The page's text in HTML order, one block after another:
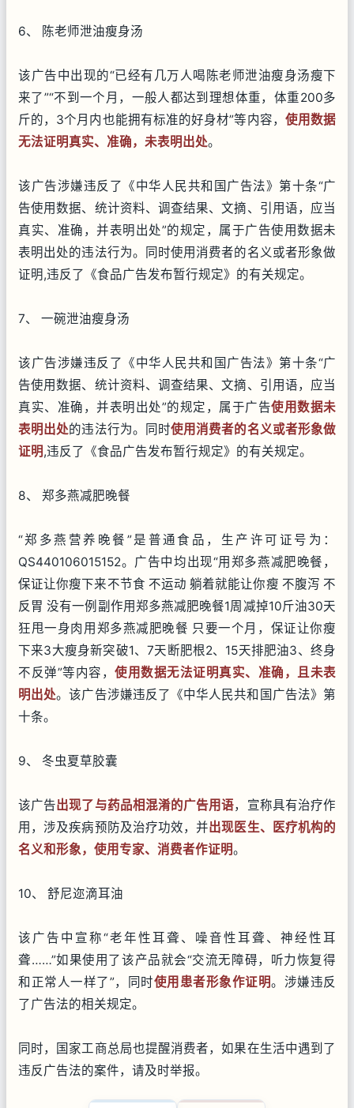
6、 陈老师泄油瘦身汤
该广告中出现的“已经有几万人喝陈老师泄油瘦身汤瘦下
来了”“不到一个月，一般人都达到理想体重，体重200多
斤的，3个月内也能拥有标准的好身材”等内容， 使用数据
无法证明真实、准确，未表明出处。
该广告涉嫌违反了《中华人民共和国广告法》第十条“广
告使用数据、统计资料、调查结果、文摘、引用语，应当
真实、准确，并表明出处”的规定，属于广告使用数据未
表明出处的违法行为。同时使用消费者的名义或者形象做
证明,违反了《食品广告发布暂行规定》的有关规定。
7、 一碗泄油瘦身汤
该广告涉嫌违反了《中华人民共和国广告法》第十条“广
告使用数据、统计资料、调查结果、文摘、引用语，应当
真实、准确，并表明出处”的规定，属于广告使用数据未
表明出处的违法行为。同时使用消费者的名义或者形象做
证明,违反了《食品广告发布暂行规定》的有关规定。
8、 郑多燕减肥晚餐
“郑多燕营养晚餐”是普通食品，生产许可证号为：
QS440106015152。广告中均出现“用郑多燕减肥晚餐，
保证让你瘦下来不节食 不运动 躺着就能让你瘦 不腹泻 不
反胃 没有一例副作用郑多燕减肥晚餐1周减掉10斤油30天
狂甩一身肉用郑多燕减肥晚餐 只要一个月，保证让你瘦
下来3大瘦身新突破1、7天断肥根2、15天排肥油3、终身
不反弹”等内容， 使用数据无法证明真实、准确，且未表
明出处。该广告涉嫌违反了《中华人民共和国广告法》第
十条。
9、 冬虫夏草胶囊
该广告出现了与药品相混淆的广告用语，宣称具有治疗作
用，涉及疾病预防及治疗功效，并出现医生、医疗机构的
名义和形象，使用专家、消费者作证明。
10、 舒尼迩滴耳油
该广告中宣称“老年性耳聋、噪音性耳聋、神经性耳
聋……”如果使用了该产品就会“交流无障碍，听力恢复得
和正常人一样了”，同时使用患者形象作证明。涉嫌违反
了广告法的相关规定。
同时，国家工商总局也提醒消费者，如果在生活中遇到了
违反广告法的案件，请及时举报。